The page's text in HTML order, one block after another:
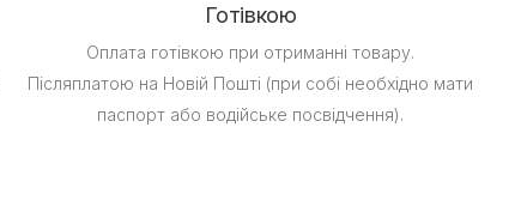
Готівкою
Оплата готівкою при отриманні товару.
Післяплатою на Новій Пошті (при собі необхідно мати
паспорт або водійське посвідчення).